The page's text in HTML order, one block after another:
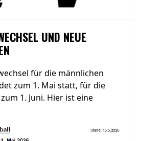
UND NEUE
für die männlichen
zum 1. Mai statt, für die
1. Juni. Hier ist eine